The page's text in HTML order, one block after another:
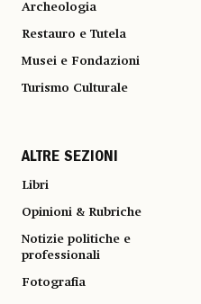
Archeologia
Restauro e Tutela
Musei e Fondazioni
Turismo Culturale
ALTRE SEZIONI
Libri
Opinioni & Rubriche
Notizie politiche e
professionali
Fotografia